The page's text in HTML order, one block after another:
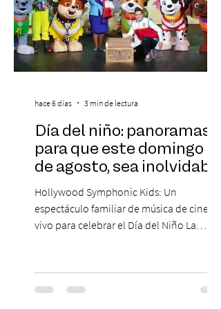
Día del niño: panoramas
para que este domingo 09
de agosto, sea inolvidable
Hollywood Symphonic Kids: Un
espectáculo familiar de música de cine en
vivo para celebrar el Día del Niño La
musical única e inolvidable con motivo del
Día del Niño. El espectáculo Hollywood
hace 6 días 3 min de lectura